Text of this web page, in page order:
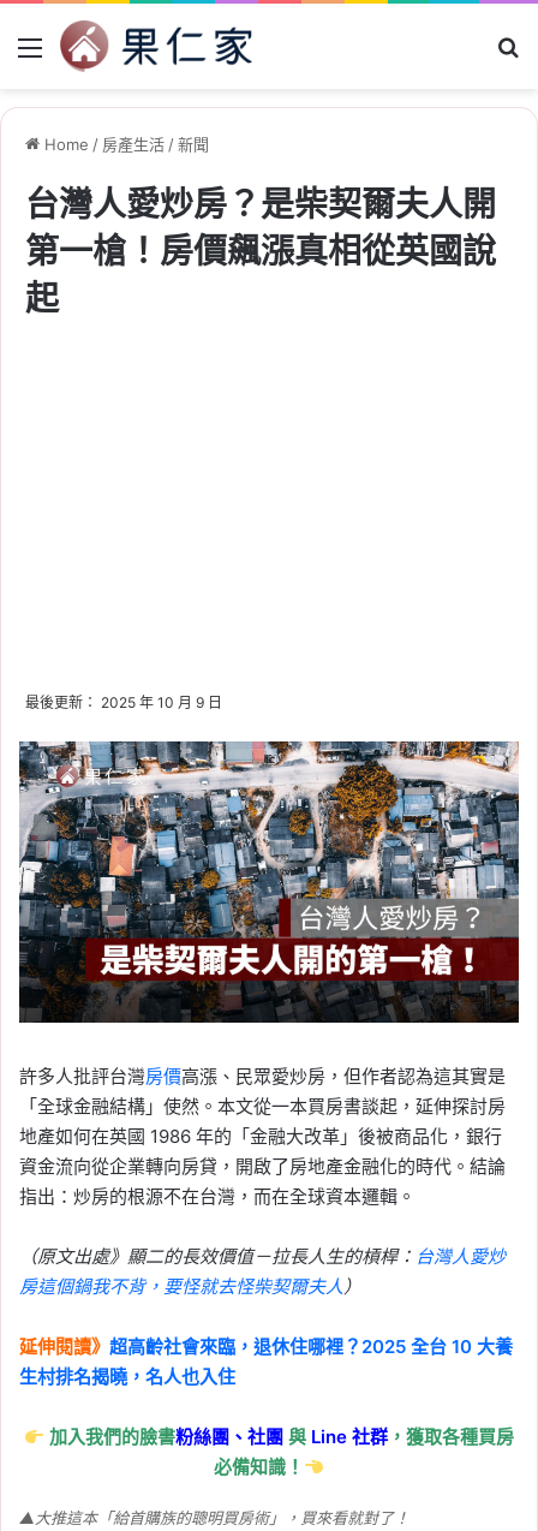
Menu
Home / 房產生活/新聞
台灣人愛炒房？是柴契爾夫人開
第一槍！房價飆漲真相從英國說
起
最後更新： 2025 年 10 月 9 日
許多人批評台灣房價高漲、民眾愛炒房，但作者認為這其實是
「全球金融結構」使然。本文從一本買房書談起，延伸探討房
地產如何在英國 1986 年的「金融大改革」後被商品化，銀行
資金流向從企業轉向房貸，開啟了房地產金融化的時代。結論
指出：炒房的根源不在台灣，而在全球資本邏輯。
（原文出處》顯二的長效價值－拉長人生的槓桿： 台灣人愛炒
房這個鍋我不背，要怪就去怪柴契爾夫人）
延伸閱讀》 超高齡社會來臨，退休住哪裡？2025 全台 10 大養
生村排名揭曉，名人也入住
加入我們的臉書粉絲團、社團與 Line社群 ，獲取各種買房
必備知識！
▲大推這本「給首購族的聰明買房術」，買來看就對了！